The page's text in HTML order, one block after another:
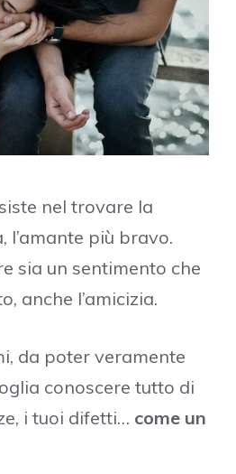
nel trovare la
l’amante più bravo.
sia un sentimento che
anche l’amicizia.
da poter veramente
conoscere tutto di
i tuoi difetti… come un